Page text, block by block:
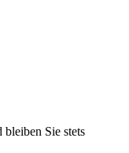
Sie stets